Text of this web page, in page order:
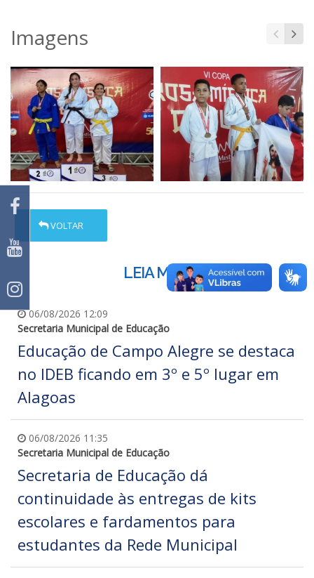
Imagens
VOLTAR
LEIA MAIS
06/08/2026 12:09
Secretaria Municipal de Educação
Educação de Campo Alegre se destaca
no IDEB ficando em 3º e 5º lugar em
Alagoas
06/08/2026 11:35
Secretaria Municipal de Educação
Secretaria de Educação dá
continuidade às entregas de kits
escolares e fardamentos para
estudantes da Rede Municipal